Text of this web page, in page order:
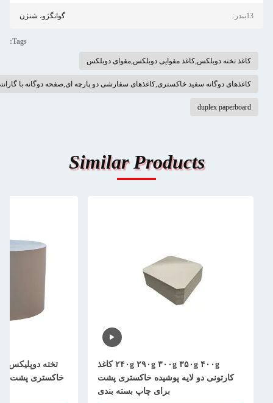
گوانگژو، شنژن
Tags:
کاغذ تخته دوبلکس,کاغذ مقوایی دوبلکس,مقوای دوبلکس
کاغذهای دوگانه سفید خاکستری,کاغذهای سفارشی دو پارچه ای,صفحه دوگانه با گارانتی
duplex paperboard
Similar Products
۲۴۰g ۲۹۰g ۳۰۰g ۳۵۰g ۴۰۰g کاغذ
کارتونی دو لایه پوشیده خاکستری پشت
برای چاپ بسته بندی
تخته دوپلیکس
خاکستری پشت،